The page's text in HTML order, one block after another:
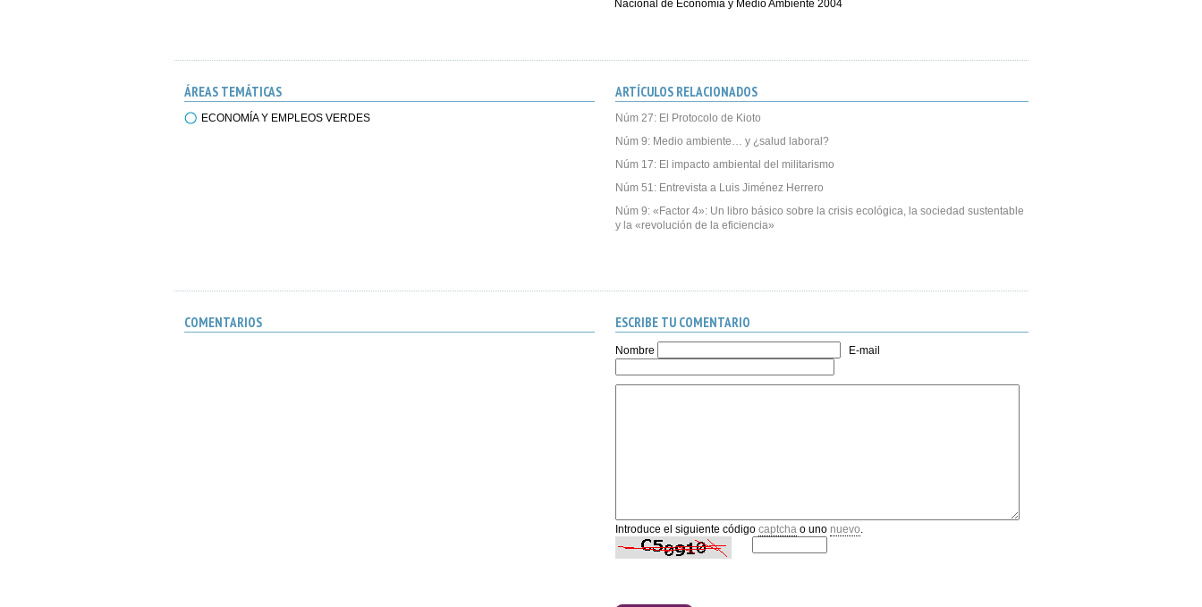
Nacional de Economía y Medio Ambiente 2004
ÁREAS TEMÁTICAS
ECONOMÍA Y EMPLEOS VERDES
ARTÍCULOS RELACIONADOS
Núm 27: El Protocolo de Kioto
Núm 9: Medio ambiente… y ¿salud laboral?
Núm 17: El impacto ambiental del militarismo
Núm 51: Entrevista a Luis Jiménez Herrero
Núm 9: «Factor 4»: Un libro básico sobre la crisis ecológica, la sociedad sustentable
y la «revolución de la eficiencia»
COMENTARIOS ESCRIBE TU COMENTARIO
Nombre E-mail
Introduce el siguiente código captcha o uno nuevo